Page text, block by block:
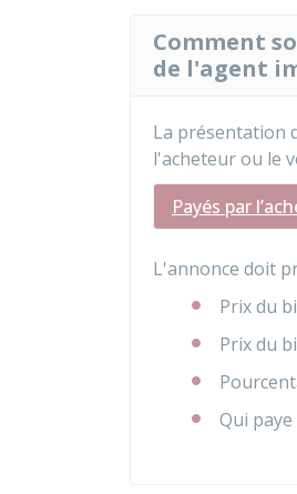
Comment
de l'agent
La présentation
l'acheteur ou le
Payés par
L'annonce doit
Prix du
Prix du
Qui